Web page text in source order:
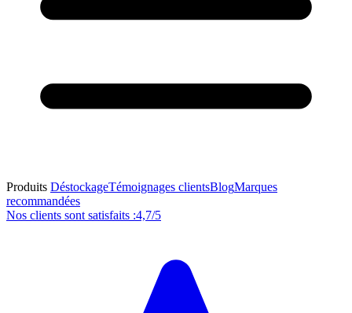
Produits DéstockageTémoignages clientsBlogMarques
recommandées
Nos clients sont satisfaits :4,7/5